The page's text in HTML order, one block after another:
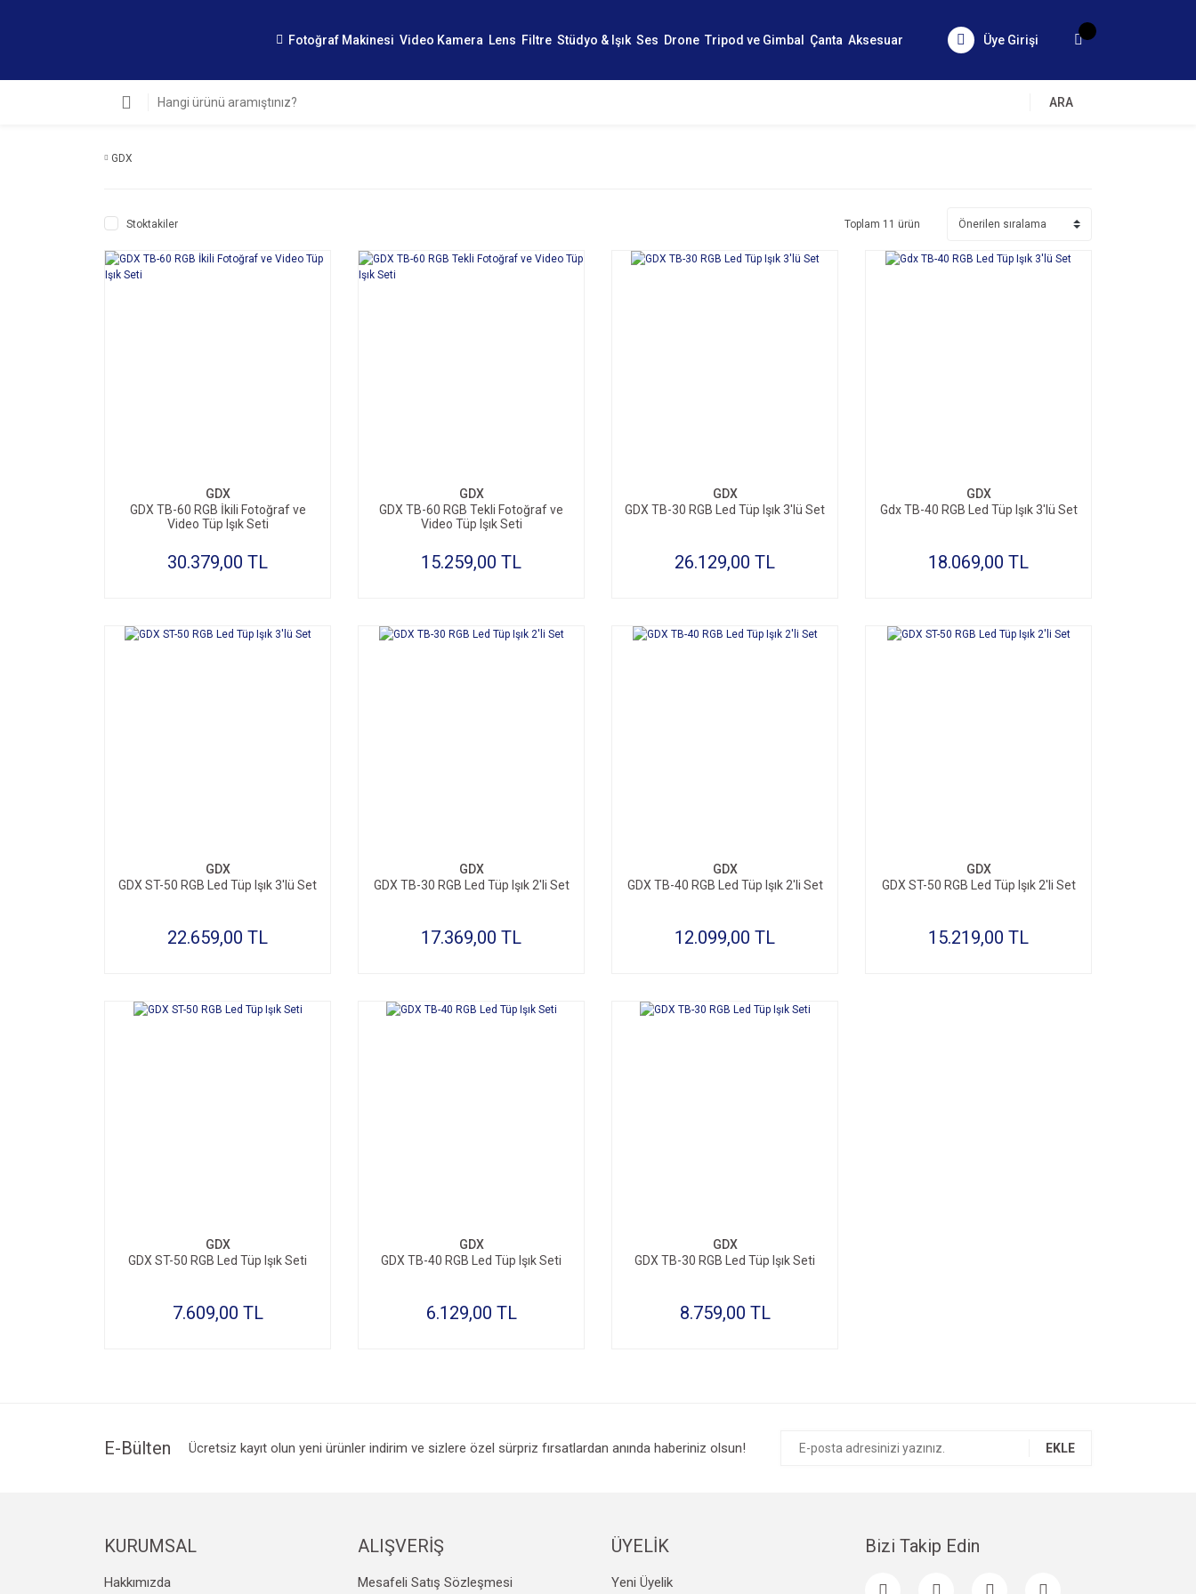
Fotoğraf Makinesi Video Kamera Lens Filtre Stüdyo & Işık Ses Drone Tripod ve Gimbal Çanta Aksesuar Üye Girişi
ARA
GDX
Stoktakiler Toplam 11 ürün
GDX
GDX TB-60 RGB İkili Fotoğraf ve
Video Tüp Işık Seti
30.379,00 TL
GDX
GDX TB-60 RGB Tekli Fotoğraf ve
Video Tüp Işık Seti
15.259,00 TL
GDX
GDX TB-30 RGB Led Tüp Işık 3'lü Set
26.129,00 TL
GDX
Gdx TB-40 RGB Led Tüp Işık 3'lü Set
18.069,00 TL
GDX
GDX ST-50 RGB Led Tüp Işık 3'lü Set
22.659,00 TL
GDX
GDX TB-30 RGB Led Tüp Işık 2'li Set
17.369,00 TL
GDX
GDX TB-40 RGB Led Tüp Işık 2'li Set
12.099,00 TL
GDX
GDX ST-50 RGB Led Tüp Işık 2'li Set
15.219,00 TL
GDX
GDX ST-50 RGB Led Tüp Işık Seti
7.609,00 TL
GDX
GDX TB-40 RGB Led Tüp Işık Seti
6.129,00 TL
GDX
GDX TB-30 RGB Led Tüp Işık Seti
8.759,00 TL
E-Bülten Ücretsiz kayıt olun yeni ürünler indirim ve sizlere özel sürpriz fırsatlardan anında haberiniz olsun! EKLE
KURUMSAL
Hakkımızda
ALIŞVERİŞ
Mesafeli Satış Sözleşmesi
ÜYELİK
Yeni Üyelik
Bizi Takip Edin